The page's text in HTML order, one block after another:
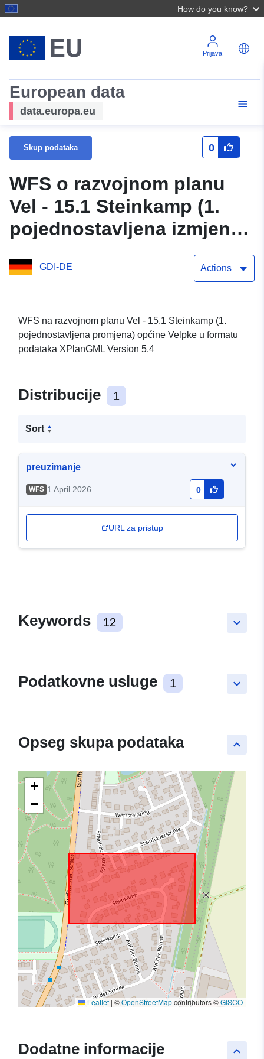
How do you know?
Prijava
European data
data.europa.eu
Skup podataka 0
WFS o razvojnom planu
Vel - 15.1 Steinkamp (1.
pojednostavljena izmjena)
GDI-DE Actions
WFS na razvojnom planu Vel - 15.1 Steinkamp (1.
pojednostavljena promjena) općine Velpke u formatu
podataka XPlanGML Version 5.4
Distribucije 1
Sort
preuzimanje
WFS 1 April 2026 0
URL za pristup
keyboard_arrow_down
Keywords 12
keyboard_arrow_down
Podatkovne usluge 1
keyboard_arrow_up
Opseg skupa podataka
+
−
Leaflet | ©OpenStreetMapcontributors ©GISCO
keyboard_arrow_up
Dodatne informacije